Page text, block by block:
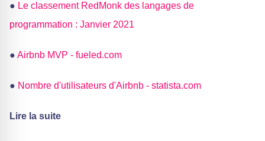
● Le classement RedMonk des langages de
programmation : Janvier 2021
● Airbnb MVP - fueled.com
● Nombre d'utilisateurs d'Airbnb - statista.com
Lire la suite